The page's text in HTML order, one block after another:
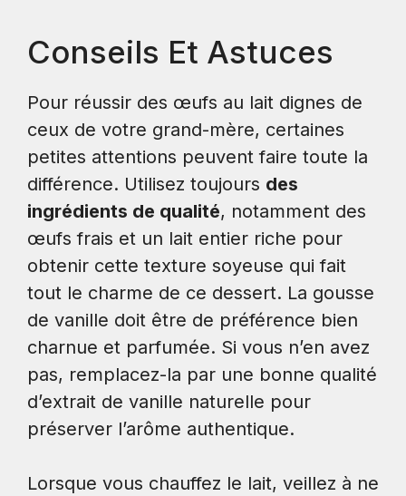
Conseils Et Astuces
Pour réussir des œufs au lait dignes de
ceux de votre grand-mère, certaines
petites attentions peuvent faire toute la
différence. Utilisez toujours des
ingrédients de qualité, notamment des
œufs frais et un lait entier riche pour
obtenir cette texture soyeuse qui fait
tout le charme de ce dessert. La gousse
de vanille doit être de préférence bien
charnue et parfumée. Si vous n’en avez
pas, remplacez-la par une bonne qualité
d’extrait de vanille naturelle pour
préserver l’arôme authentique.
Lorsque vous chauffez le lait, veillez à ne